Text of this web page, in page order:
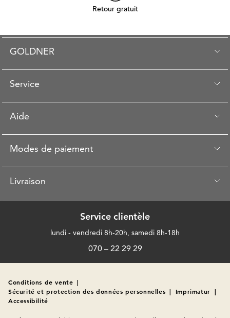
Retour gratuit
GOLDNER
Service
Aide
Modes de paiement
Livraison
Service clientèle
lundi - vendredi 8h-20h, samedi 8h-18h
070 – 22 29 29
Conditions de vente |
Sécurité et protection des données personnelles | Imprimatur |
Accessibilité